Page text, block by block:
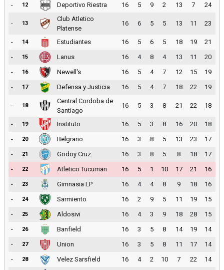
-
12 Deportivo Riestra 16 5 9 2 13 7 24
- 13
Club Atletico
Platense
16 6 5 5 13 11 23
- 14 Estudiantes 16 5 6 5 18 19
21
-
15 Lanus 16 4 8 4 13 11
20
-
16 Newell's 16 5 4 7 12 15
19
-
17 Defensa y Justicia 16 5 4 7 18 22 19
- 18
Central Cordoba de
Santiago
16 5 3 8 21 22 18
- 19 Instituto 16 5 3 8 16 20
18
-
20 Belgrano 16 3 8 5 13 23
17
-
21 Godoy Cruz 16 3 8 5 8 18
17
-
22 Atletico Tucuman 16 5 1 10 17 21
16
-
23 Gimnasia LP 16 4 4 8 9 18
16
-
24 Sarmiento 16 2 9 5 11 19
15
-
25 Aldosivi 16 4 3 9 18 28
15
-
26 Banfield 16 3 5 8 14 19
14
-
27 Union 16 3 5 8 11 17
14
-
28 Velez Sarsfield 16 4 2 10 7 22
14